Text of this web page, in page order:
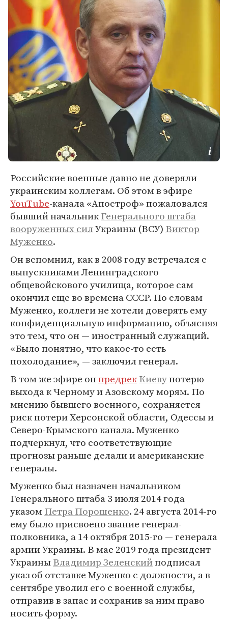
Российские военные давно не доверяли
украинским коллегам. Об этом в эфире
YouTube-канала «Апостроф» пожаловался
бывший начальникГенерального штаба
вооруженных силУкраины (ВСУ) Виктор
Муженко.
Он вспомнил, как в 2008 году встречался с
выпускниками Ленинградского
общевойскового училища, которое сам
окончил еще во времена СССР. По словам
Муженко, коллеги не хотели доверять ему
конфиденциальную информацию, объясняя
это тем, что он — иностранный служащий.
«Было понятно, что какое-то есть
похолодание», — заключил генерал.
В том же эфире онпредрекКиевупотерю
выхода к Черному и Азовскому морям. По
мнению бывшего военного, сохраняется
риск потери Херсонской области, Одессы и
Северо-Крымского канала. Муженко
подчеркнул, что соответствующие
прогнозы раньше делали и американские
генералы.
Муженко был назначен начальником
Генерального штаба 3 июля 2014 года
указомПетра Порошенко. 24 августа 2014-го
ему было присвоено звание генерал-
полковника, а 14 октября 2015-го — генерала
армии Украины. В мае 2019 года президент
УкраиныВладимир Зеленскийподписал
указ об отставке Муженко с должности, а в
сентябре уволил его с военной службы,
отправив в запас и сохранив за ним право
носить форму.